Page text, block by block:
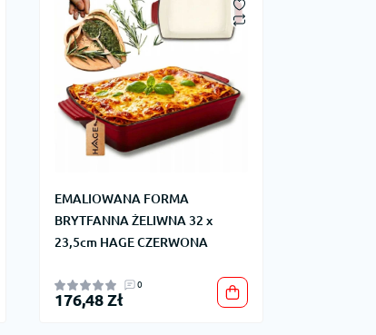
EMALIOWANA FORMA
BRYTFANNA ŻELIWNA 32 x
23,5cm HAGE CZERWONA
0
176,48 Zł